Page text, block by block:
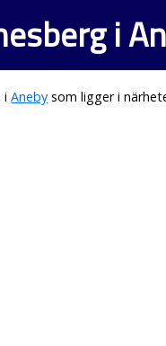
i
iAneby som ligger i